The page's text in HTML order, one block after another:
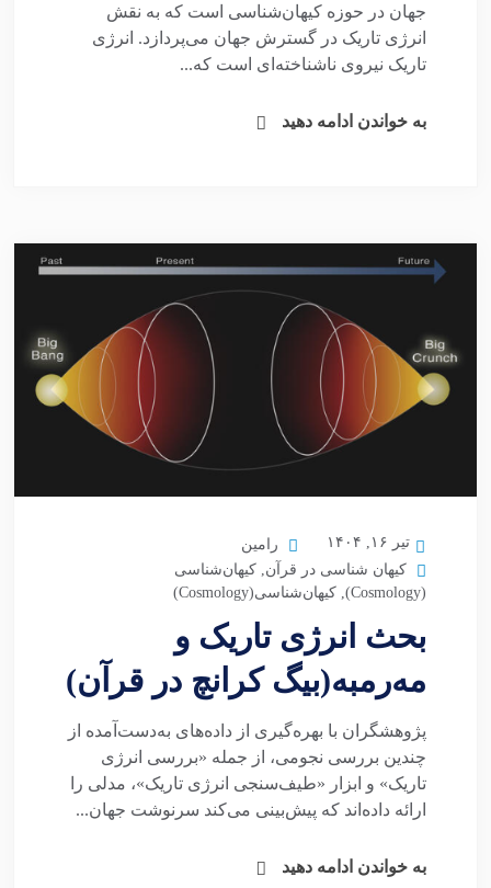
جهان در حوزه کیهان‌شناسی است که به نقش
انرژی تاریک در گسترش جهان می‌پردازد. انرژی
تاریک نیروی ناشناخته‌ای است که...
به خواندن ادامه دهید
تیر ۱۶, ۱۴۰۴
رامین
کیهان شناسی در قرآن کیهان‌شناسی
(Cosmology)
کیهان‌شناسی(Cosmology)
بحث انرژی تاریک و
مه‌رمبه(بیگ کرانچ در قرآن)
پژوهشگران با بهره‌گیری از داده‌های به‌دست‌آمده از
چندین بررسی نجومی، از جمله «بررسی انرژی
تاریک» و ابزار «طیف‌سنجی انرژی تاریک»، مدلی را
ارائه داده‌اند که پیش‌بینی می‌کند سرنوشت جهان...
به خواندن ادامه دهید